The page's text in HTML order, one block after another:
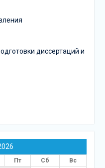
диссертаций и
Пт Сб Вс